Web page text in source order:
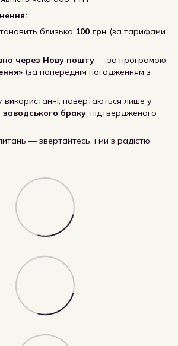
близько 100 грн (за тарифами
через Нову пошту — за програмою
(за попереднім погодженням з
використанні, повертаються лише у
заводського браку, підтвердженого
— звертайтесь, і ми з радістю